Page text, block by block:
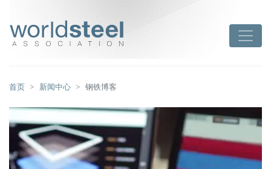
首页 新闻中心 钢铁博客